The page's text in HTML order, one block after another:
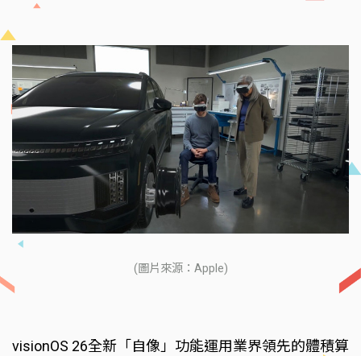
(圖片來源：Apple)
visionOS 26全新「自像」功能運用業界領先的體積算